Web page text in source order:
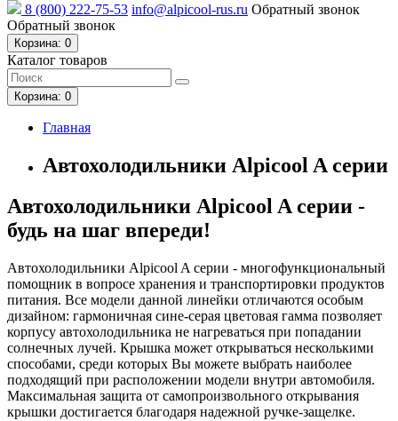
8 (800) 222-75-53 info@alpicool-rus.ru Обратный звонок
Обратный звонок
Корзина: 0
Каталог товаров
Корзина: 0
Главная
Автохолодильники Alpicool A серии
Автохолодильники Alpicool A серии -
будь на шаг впереди!
Автохолодильники Alpicool A серии - многофункциональный
помощник в вопросе хранения и транспортировки продуктов
питания. Все модели данной линейки отличаются особым
дизайном: гармоничная сине-серая цветовая гамма позволяет
корпусу автохолодильника не нагреваться при попадании
солнечных лучей. Крышка может открываться несколькими
способами, среди которых Вы можете выбрать наиболее
подходящий при расположении модели внутри автомобиля.
Максимальная защита от самопроизвольного открывания
крышки достигается благодаря надежной ручке-защелке.